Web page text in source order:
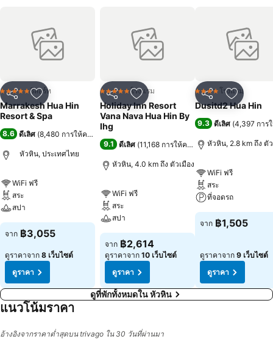
แชร์ เพิ่มในรายการโปรด
5 ดาว รีสอร์ท
Marrakesh Hua Hin
Resort & Spa
8.6 ดีเลิศ (8,480 การให้คะแนน
หัวหิน, ประเทศไทย
WiFi ฟรี
สระ
สปา
จาก ฿3,055
ดูราคาจาก 8 เว็บไซต์
ดูราคา
แชร์ เพิ่มในรายการโปรด
5 ดาว โรงแรม
Holiday Inn Resort
Vana Nava Hua Hin By
Ihg
9.1 ดีเลิศ (11,168 การให้คะแนน )
หัวหิน, 4.0 km ถึง ตัวเมือง
WiFi ฟรี
สระ
สปา
จาก ฿2,614
ดูราคาจาก 10 เว็บไซต์
ดูราคา
แชร์ เพิ่มในรา
4 ดาว โรงแรม
Dusitd2 Hua Hin
9.3 ดีเลิศ (4,397 การ
หัวหิน, 2.8 km ถึง ตั
WiFi ฟรี
สระ
ที่จอดรถ
จาก ฿1,505
ดูราคาจาก 9 เว็บไซต์
ดูราคา
ดูที่พักทั้งหมดใน หัวหิน
แนวโน้มราคา
อ้างอิงจากราคาต่ำสุดบน trivago ใน 30 วันที่ผ่านมา